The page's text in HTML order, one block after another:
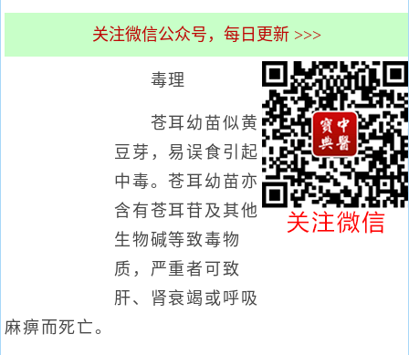
关注微信公众号，每日更新 >>>
毒理
苍耳幼苗似黄
豆芽，易误食引起
中毒。苍耳幼苗亦
含有苍耳苷及其他
生物碱等致毒物
质，严重者可致
肝、肾衰竭或呼吸
麻痹而死亡。